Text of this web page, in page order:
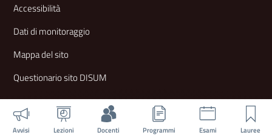
Avvisi Lezioni Docenti Programmi Esami Lauree
Accessibilità
Dati di monitoraggio
Mappa del sito
Questionario sito DISUM